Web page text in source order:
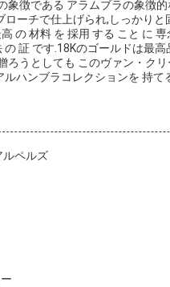
象徴である アラムブラの象徴
ーチで仕上げられ,しっかりと
の 材料 を 採用 する こと に
の 証 です.18Kのゴールドは最
ろうとしても このヴァン・ク
ハンブラコレクションを 持て
ルペルズ